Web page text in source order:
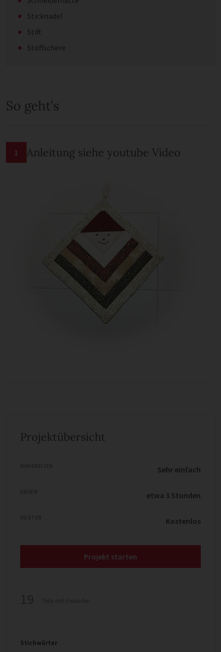
Sticknadel
Stift
Stoffschere
So geht’s
1 Anleitung siehe youtube Video
Projektübersicht
Sehr einfach
etwa 3 Stunden
Kostenlos
Projekt starten
Stichwörter